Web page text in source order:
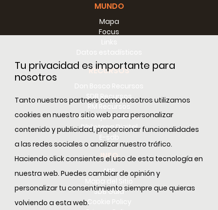
Tu privacidad es importante para
nosotros
Tanto nuestros partners como nosotros utilizamos
cookies en nuestro sitio web para personalizar
contenido y publicidad, proporcionar funcionalidades
a las redes sociales o analizar nuestro tráfico.
Haciendo click consientes el uso de esta tecnología en
nuestra web. Puedes cambiar de opinión y
personalizar tu consentimiento siempre que quieras
volviendo a esta web.
MUNDO
Mapa
Focus
RECURSOS
SDB Recursos
Consejo Recursos
Biblioteca Digital
INFO
ANS
SDB Guía
Cookie Policy